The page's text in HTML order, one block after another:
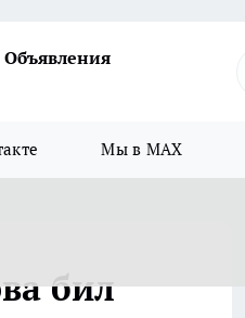
Объявления
Мы в MAX
бил